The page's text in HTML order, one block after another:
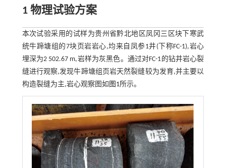
1 物理试验方案
本次试验采用的试样为贵州省黔北地区凤冈三区块下寒武
统牛蹄塘组的7块页岩岩心,均来自凤参1井(下称FC-1),岩心
埋深为2 502.67 m,岩样为灰黑色。通过对FC-1的钻井岩心裂
缝进行观察,发现牛蹄塘组页岩天然裂缝较为发育,并主要以
构造裂缝为主,岩心观察图如 图1所示。